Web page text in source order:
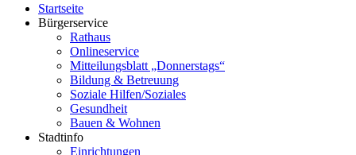
Startseite
Bürgerservice
Rathaus
Onlineservice
Mitteilungsblatt „Donnerstags“
Bildung & Betreuung
Soziale Hilfen/Soziales
Gesundheit
Bauen & Wohnen
Stadtinfo
Einrichtungen